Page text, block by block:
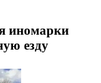
иномарки
езду